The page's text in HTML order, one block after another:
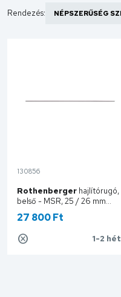
Rendezés:
130856
Rothenberger hajlítórugó,
belső - MSR, 25 / 26 mm
25446
27 800 Ft
1-2 hét
Kosárba